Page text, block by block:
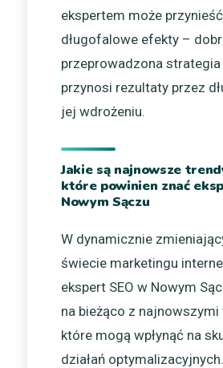
ekspertem może przynieść
długofalowe efekty –
przeprowadzona strategia
przynosi rezultaty przez
jej wdrożeniu.
Jakie są najnowsze
które powinien znać
Nowym Sączu
W dynamicznie
świecie marketingu
ekspert SEO w Nowym
na bieżąco z najnowszymi
które mogą wpłynąć na
działań